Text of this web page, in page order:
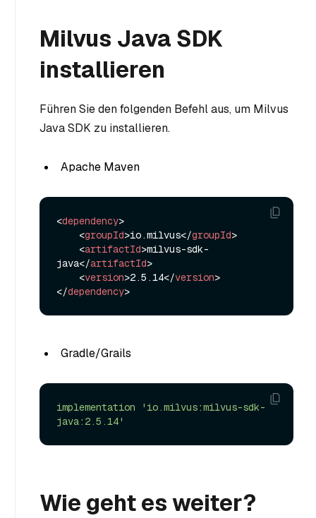
Milvus Java SDK
installieren
Führen Sie den folgenden Befehl aus, um Milvus
Java SDK zu installieren.
Apache Maven
<dependency>
<groupId>io.milvus</groupId>
<artifactId>milvus-sdk-
java</artifactId>
<version>2.5.14</version>
</dependency>
Gradle/Grails
implementation
'io.milvus:milvus-sdk-
java:2.5.14'
Wie geht es weiter?